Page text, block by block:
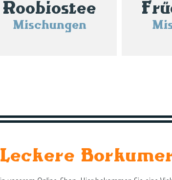
Roobiostee
Mischungen
Leckere